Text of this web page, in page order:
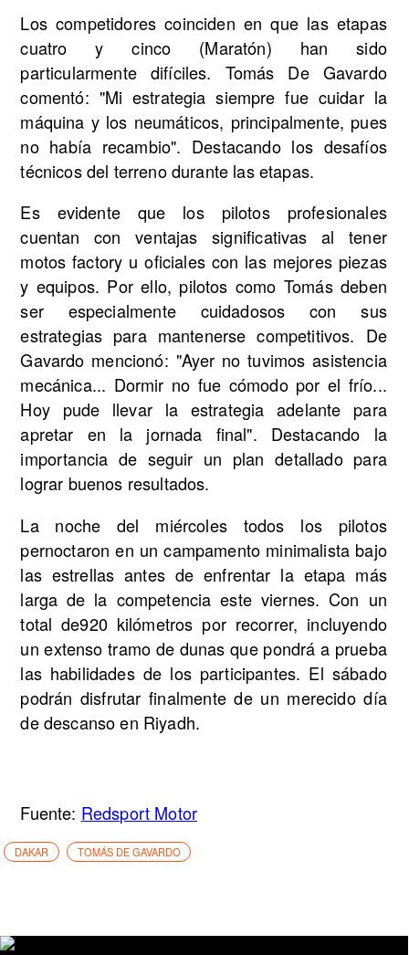
Los competidores coinciden en que las etapas
cuatro y cinco (Maratón) han sido
particularmente difíciles. Tomás De Gavardo
comentó: "Mi estrategia siempre fue cuidar la
máquina y los neumáticos, principalmente, pues
no había recambio". Destacando los desafíos
técnicos del terreno durante las etapas.
Es evidente que los pilotos profesionales
cuentan con ventajas significativas al tener
motos factory u oficiales con las mejores piezas
y equipos. Por ello, pilotos como Tomás deben
ser especialmente cuidadosos con sus
estrategias para mantenerse competitivos. De
Gavardo mencionó: "Ayer no tuvimos asistencia
mecánica... Dormir no fue cómodo por el frío...
Hoy pude llevar la estrategia adelante para
apretar en la jornada final". Destacando la
importancia de seguir un plan detallado para
lograr buenos resultados.
La noche del miércoles todos los pilotos
pernoctaron en un campamento minimalista bajo
las estrellas antes de enfrentar la etapa más
larga de la competencia este viernes. Con un
total de920 kilómetros por recorrer, incluyendo
un extenso tramo de dunas que pondrá a prueba
las habilidades de los participantes. El sábado
podrán disfrutar finalmente de un merecido día
de descanso en Riyadh.
Fuente: Redsport Motor
DAKAR TOMÁS DE GAVARDO